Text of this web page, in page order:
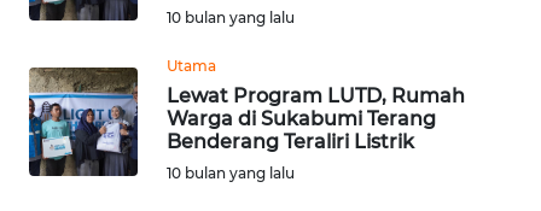
10 bulan yang lalu
Utama
Lewat Program LUTD, Rumah
Warga di Sukabumi Terang
Benderang Teraliri Listrik
10 bulan yang lalu
WN
WN
BINJAI